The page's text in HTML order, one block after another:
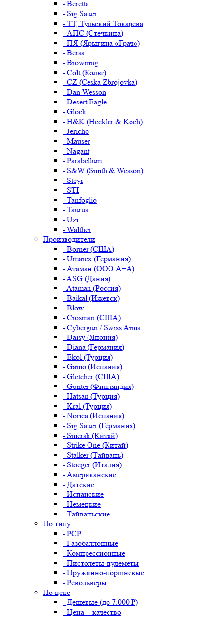
- Beretta
- Sig Sauer
- ТТ, Тульский Токарева
- АПС (Стечкина)
- ПЯ (Ярыгина «Грач»)
- Bersa
- Browning
- Colt (Кольт)
- CZ (Ceska Zbrojovka)
- Dan Wesson
- Desert Eagle
- Glock
- H&K (Heckler & Koch)
- Jericho
- Mauser
- Nagant
- Parabellum
- S&W (Smith & Wesson)
- Steyr
- STI
- Tanfoglio
- Taurus
- Uzi
- Walther
Производители
- Borner (США)
- Umarex (Германия)
- Атаман (ООО А+А)
- ASG (Дания)
- Ataman (Россия)
- Baikal (Ижевск)
- Blow
- Crosman (США)
- Cybergun / Swiss Arms
- Daisy (Япония)
- Diana (Германия)
- Ekol (Турция)
- Gamo (Испания)
- Gletcher (США)
- Gunter (Финляндия)
- Hatsan (Турция)
- Kral (Турция)
- Norica (Испания)
- Sig Sauer (Германия)
- Smersh (Китай)
- Strike One (Китай)
- Stalker (Тайвань)
- Stoeger (Италия)
- Американские
- Датские
- Испанские
- Немецкие
- Тайваньские
По типу
- PCP
- Газобаллонные
- Компрессионные
- Пистолеты-пулеметы
- Пружинно-поршневые
- Револьверы
По цене
- Дешевые (до 7.000 ₽)
- Цена + качество